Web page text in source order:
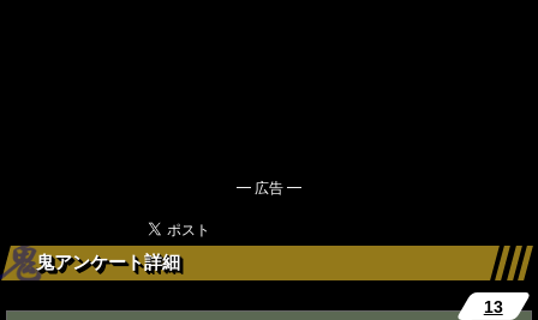
━ 広告 ━
鬼アンケート詳細
13